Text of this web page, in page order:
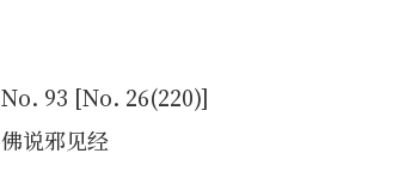
No. 93 [No. 26(220)]
佛说邪见经